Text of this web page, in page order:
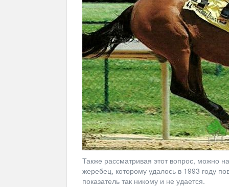
Также рассматривая этот вопрос, можно
жеребец, которому удалось в 1993 году
показатель так никому и не удается.